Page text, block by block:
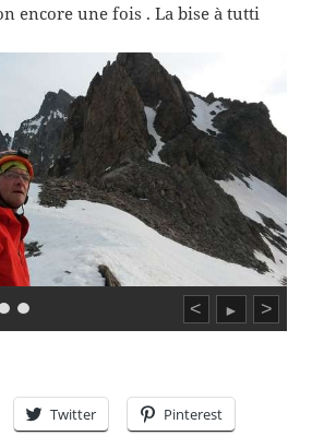
encore une fois . La bise à tutti
< ► >
Twitter Pinterest